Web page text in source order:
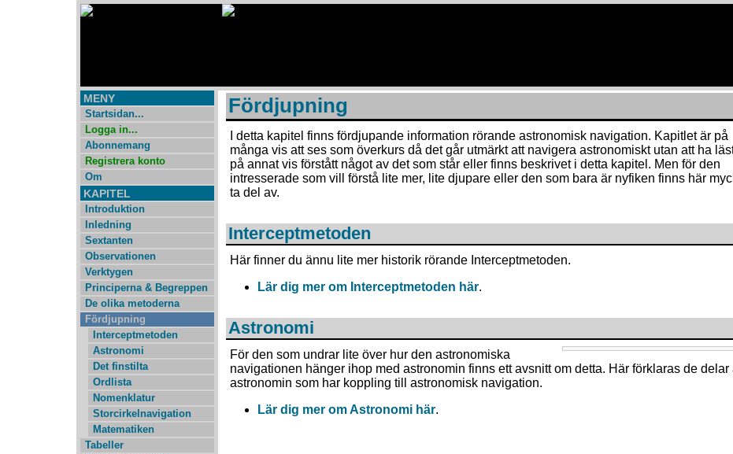
MENY
Startsidan...
Logga in...
Abonnemang
Registrera konto
Om
KAPITEL
Introduktion
Inledning
Sextanten
Observationen
Verktygen
Principerna & Begreppen
De olika metoderna
Fördjupning
Interceptmetoden
Astronomi
Det finstilta
Ordlista
Nomenklatur
Storcirkelnavigation
Matematiken
Tabeller
Fördjupning
I detta kapitel finns fördjupande information rörande astronomisk navigation. Kapitlet är på
många vis att ses som överkurs då det går utmärkt att navigera astronomiskt utan att ha
på annat vis förstått något av det som står eller finns beskrivet i detta kapitel. Men för den
intresserade som vill förstå lite mer, lite djupare eller den som bara är nyfiken finns här
ta del av.
Interceptmetoden
Här finner du ännu lite mer historik rörande Interceptmetoden.
Lär dig mer om Interceptmetoden här.
Astronomi
För den som undrar lite över hur den astronomiska
navigationen hänger ihop med astronomin finns ett avsnitt om detta. Här förklaras de delar
astronomin som har koppling till astronomisk navigation.
Lär dig mer om Astronomi här.